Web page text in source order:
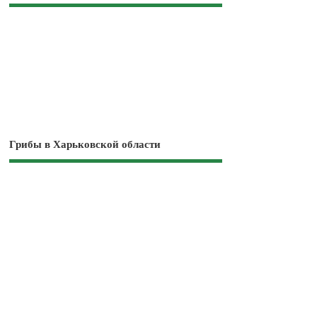
Грибы в Харьковской области